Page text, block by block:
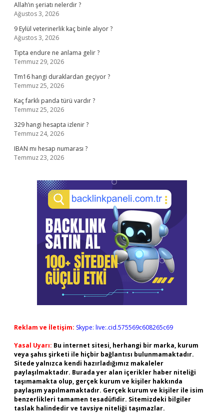
Allah’ın şeriatı nelerdir ?
Ağustos 3, 2026
9 Eylül veterinerlik kaç binle alıyor ?
Ağustos 3, 2026
Tıpta endure ne anlama gelir ?
Temmuz 29, 2026
Tm16 hangi duraklardan geçiyor ?
Temmuz 25, 2026
Kaç farklı panda türü vardır ?
Temmuz 25, 2026
329 hangi hesapta izlenir ?
Temmuz 24, 2026
IBAN mı hesap numarası ?
Temmuz 23, 2026
Reklam ve İletişim: Skype: live:.cid.575569c608265c69
Yasal Uyarı: Bu internet sitesi, herhangi bir marka, kurum
veya şahıs şirketi ile hiçbir bağlantısı bulunmamaktadır.
Sitede yalnızca kendi hazırladığımız makaleler
paylaşılmaktadır. Burada yer alan içerikler haber niteliği
taşımamakta olup, gerçek kurum ve kişiler hakkında
paylaşım yapılmamaktadır. Gerçek kurum ve kişiler ile isim
benzerlikleri tamamen tesadüfidir. Sitemizdeki bilgiler
taslak halindedir ve tavsiye niteliği taşımazlar.